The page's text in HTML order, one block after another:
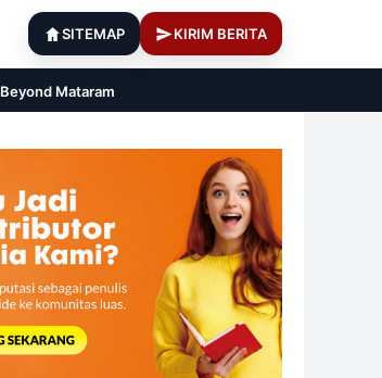
SITEMAP KIRIM BERITA
Beyond Mataram